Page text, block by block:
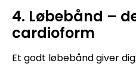
4. Løbebånd –
cardioform
Et godt løbebånd giver dig: